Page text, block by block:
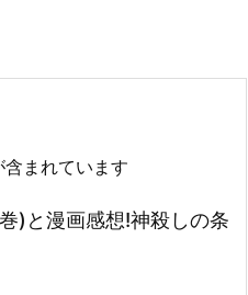
まれています
)と漫画感想!神殺しの条